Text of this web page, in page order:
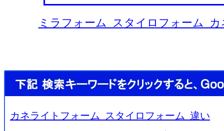
ミラフォーム スタイロフォーム
カネライトフォーム スタイロフォーム 違い